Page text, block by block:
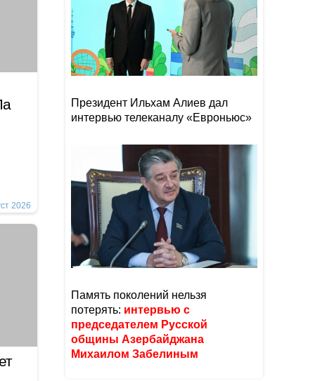
2026
Президент Ильхам Алиев дал
интервью телеканалу «Евроньюс»
Память поколений нельзя
потерять: интервью с
председателем Русской
общины Азербайджана
Михаилом Забелиным